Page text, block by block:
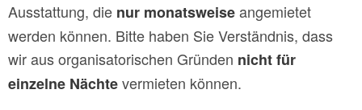
Ausstattung, die nur monatsweiseangemietet
werden können. Bitte haben Sie Verständnis, dass
wir aus organisatorischen Gründen nicht für
einzelne Nächtevermieten können.